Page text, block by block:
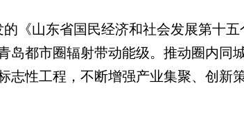
《山东省国民经济和社会发展第十五
岛都市圈辐射带动能级。推动圈内同
志性工程，不断增强产业集聚、创新策